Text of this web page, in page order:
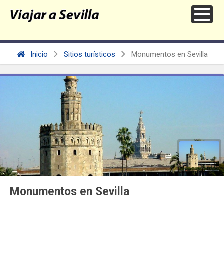
Inicio Sitios turísticos Monumentos en Sevilla
Monumentos en Sevilla